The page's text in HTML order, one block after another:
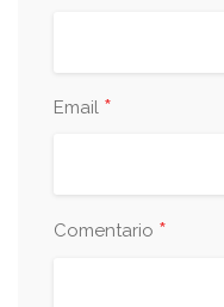
Email *
Comentario *